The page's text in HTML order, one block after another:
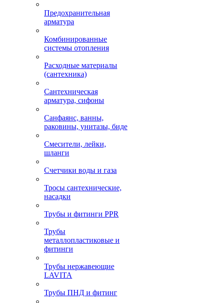
Предохранительная
арматура
Комбинированные
системы отопления
Расходные материалы
(сантехника)
Сантехническая
арматура, сифоны
Санфаянс, ванны,
раковины, унитазы, биде
Смесители, лейки,
шланги
Счетчики воды и газа
Тросы сантехнические,
насадки
Трубы и фитинги PPR
Трубы
металлопластиковые и
фитинги
Трубы нержавеющие
LAVITA
Трубы ПНД и фитинг